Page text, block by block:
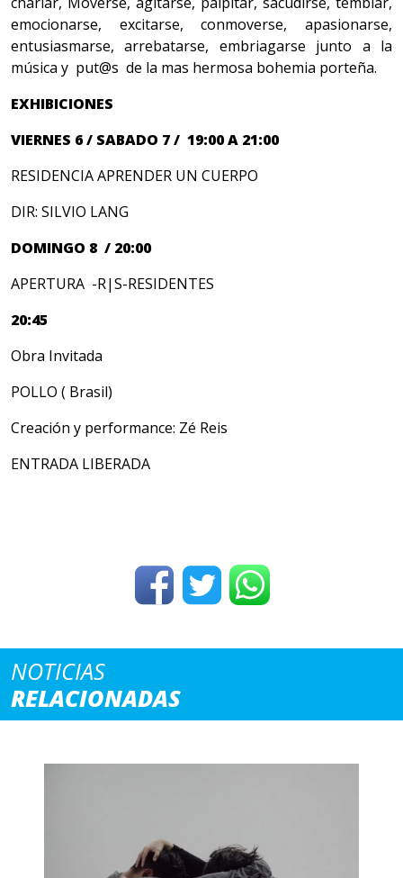
emocionarse, excitarse, conmoverse, apasionarse,
entusiasmarse, arrebatarse, embriagarse junto a la
música y put@s de la mas hermosa bohemia porteña.
EXHIBICIONES
VIERNES 6 / SABADO 7 / 19:00 A 21:00
RESIDENCIA APRENDER UN CUERPO
DIR: SILVIO LANG
DOMINGO 8 / 20:00
APERTURA -R|S-RESIDENTES
20:45
Obra Invitada
POLLO ( Brasil)
Creación y performance: Zé Reis
ENTRADA LIBERADA
NOTICIAS
RELACIONADAS